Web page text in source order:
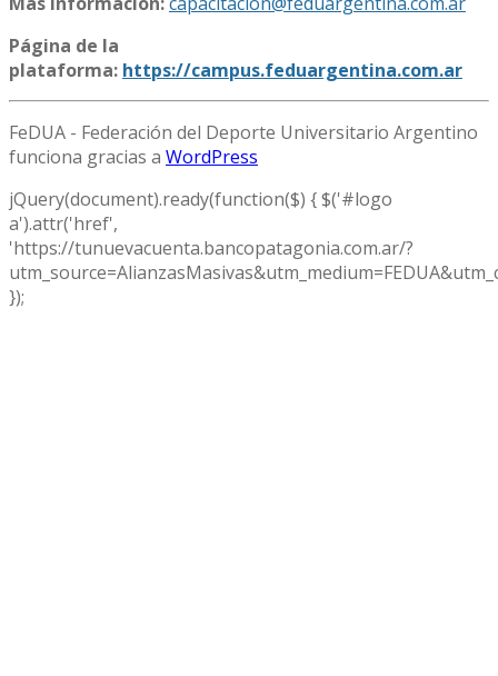
Página de la
plataforma: https://campus.feduargentina.com.ar
FeDUA - Federación del Deporte Universitario Argentino
funciona gracias a WordPress
jQuery(document).ready(function($) { $('#logo
a').attr('href',
'https://tunuevacuenta.bancopatagonia.com.ar/?
});